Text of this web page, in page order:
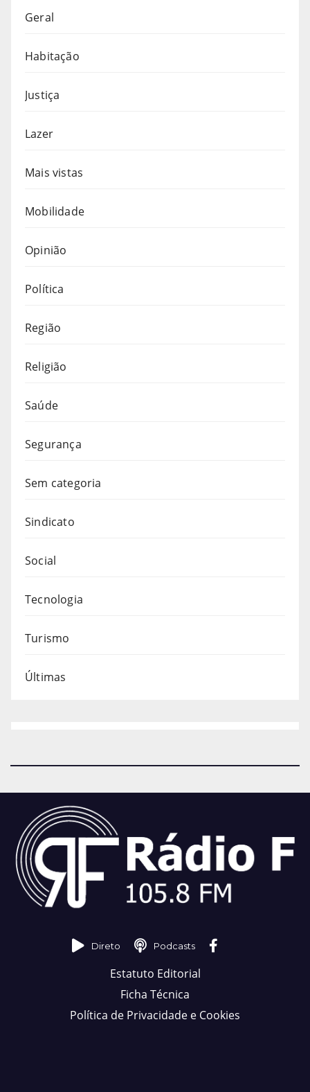
Geral
Habitação
Justiça
Lazer
Mais vistas
Mobilidade
Opinião
Política
Região
Religião
Saúde
Segurança
Sem categoria
Sindicato
Social
Tecnologia
Turismo
Últimas
Direto Podcasts
Estatuto Editorial
Ficha Técnica
Política de Privacidade e Cookies